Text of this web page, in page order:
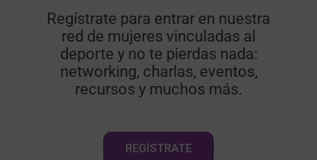
Regístrate para entrar en nuestra
red de mujeres vinculadas al
deporte y no te pierdas nada:
networking, charlas, eventos,
recursos y muchos más.
REGÍSTRATE